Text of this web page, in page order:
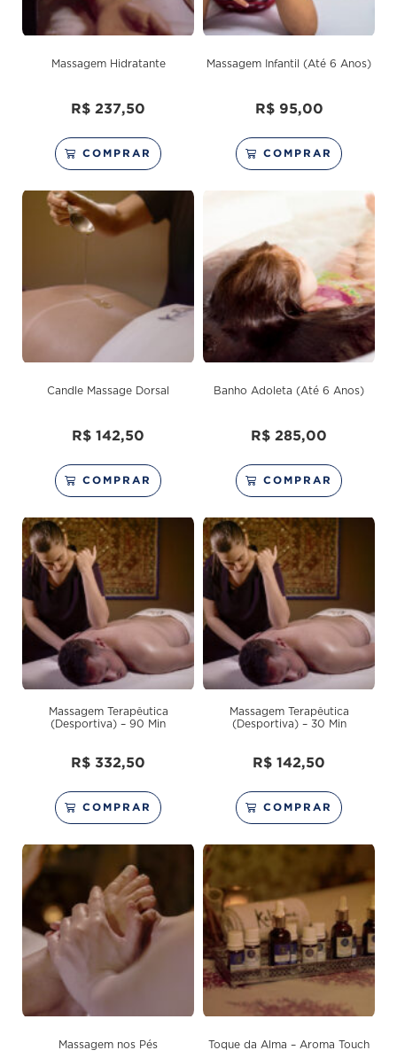
Massagem Hidratante
R$ 237,50
COMPRAR
Massagem Infantil (Até 6 Anos)
R$95,00
COMPRAR
Candle Massage Dorsal
R$ 142,50
COMPRAR
Banho Adoleta (Até 6 Anos)
R$ 285,00
COMPRAR
Massagem Terapêutica
(Desportiva) – 90 Min
R$ 332,50
COMPRAR
Massagem Terapêutica
(Desportiva) – 30 Min
R$ 142,50
COMPRAR
Massagem nos Pés Toque da Alma – Aroma Touch